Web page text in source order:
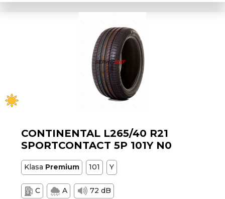
CONTINENTAL L265/40 R21
SPORTCONTACT 5P 101Y N0
Klasa Premium 101 Y
C A 72 dB